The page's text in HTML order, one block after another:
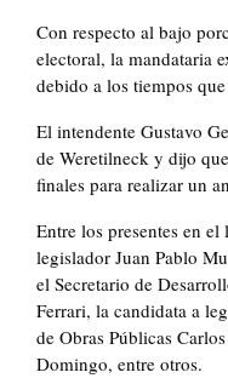
Con respecto al bajo
electoral, la mandataria
debido a los tiempos
El intendente Gustavo
de Weretilneck y dijo
finales para realizar un
Entre los presentes en
legislador Juan Pablo
el Secretario de
Ferrari, la candidata a
de Obras Públicas
Domingo, entre otros.